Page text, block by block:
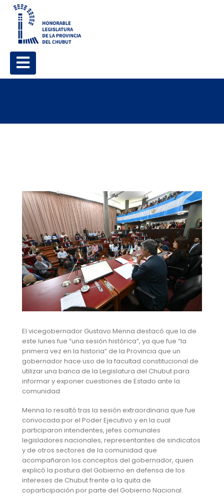
El vicegobernador Gustavo Menna destacó que la de
este lunes fue “una sesión histórica”, ya que fue “la
primera vez en la historia” de la Provincia que un
gobernador hace uso de la facultad constitucional de
utilizar una banca de la Legislatura del Chubut para
informar y exponer cuestiones de Estado ante la
comunidad.
Menna lo resaltó tras la sesión extraordinaria que fue
convocada por el Poder Ejecutivo y en la cual
participaron intendentes, jefes comunales
legisladores nacionales, representantes de sindicatos
y de otros sectores de la comunidad que
acompañaron los conceptos del gobernador, quien
explicó la postura del Gobierno en defensa de los
intereses de Chubut frente a la quita de
coparticipación por parte del Gobierno Nacional.